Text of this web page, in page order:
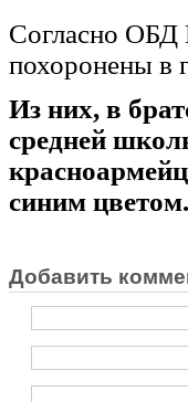
Согласно ОБД
похоронены в
Из них, в
средней
синим цветом.
Добавить